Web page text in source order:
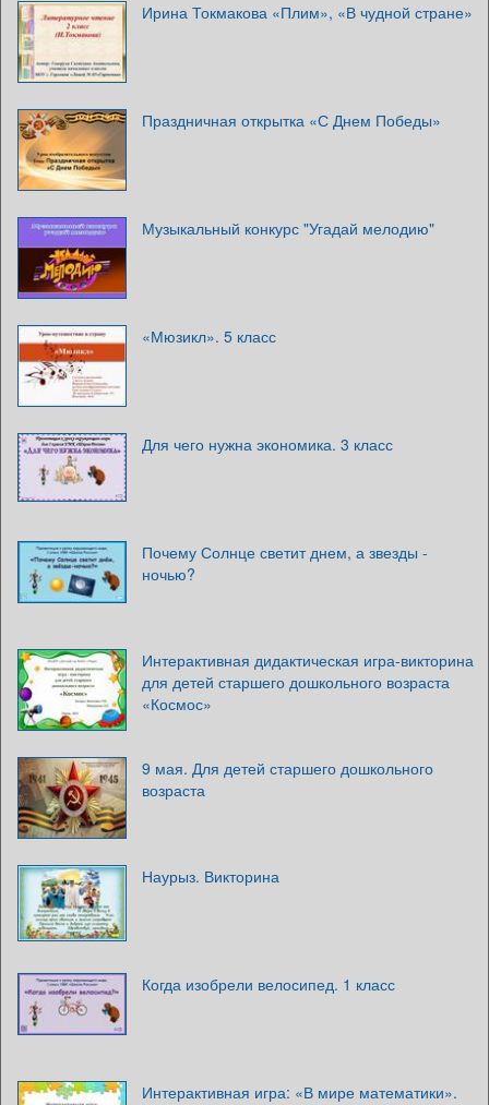
Ирина Токмакова «Плим», «В чудной стране»
Праздничная открытка «С Днем Победы»
Музыкальный конкурс "Угадай мелодию"
«Мюзикл». 5 класс
Для чего нужна экономика. 3 класс
Почему Солнце светит днем, а звезды -
ночью?
Интерактивная дидактическая игра-викторина
для детей старшего дошкольного возраста
«Космос»
9 мая. Для детей старшего дошкольного
возраста
Наурыз. Викторина
Когда изобрели велосипед. 1 класс
Интерактивная игра: «В мире математики».